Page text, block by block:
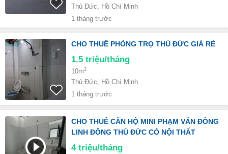
Thủ Đức, Hồ Chí Minh
1 tháng trước
CHO THUÊ PHÒNG TRỌ THỦ ĐỨC GIÁ RẺ
1.5 triệu/tháng
10m2
Thủ Đức, Hồ Chí Minh
1 tháng trước
CHO THUÊ CĂN HỘ MINI PHẠM VĂN ĐỒNG
LINH ĐÔNG THỦ ĐỨC CÓ NỘI THẤT
4 triệu/tháng